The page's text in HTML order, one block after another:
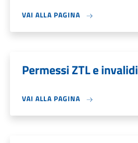
VAI ALLA PAGINA
Permessi ZTL e invalidi
VAI ALLA PAGINA